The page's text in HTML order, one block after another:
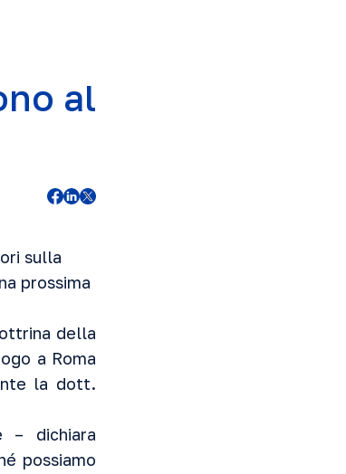
al
sulla
prossima
della
a Roma
la dott.
– dichiara
possiamo